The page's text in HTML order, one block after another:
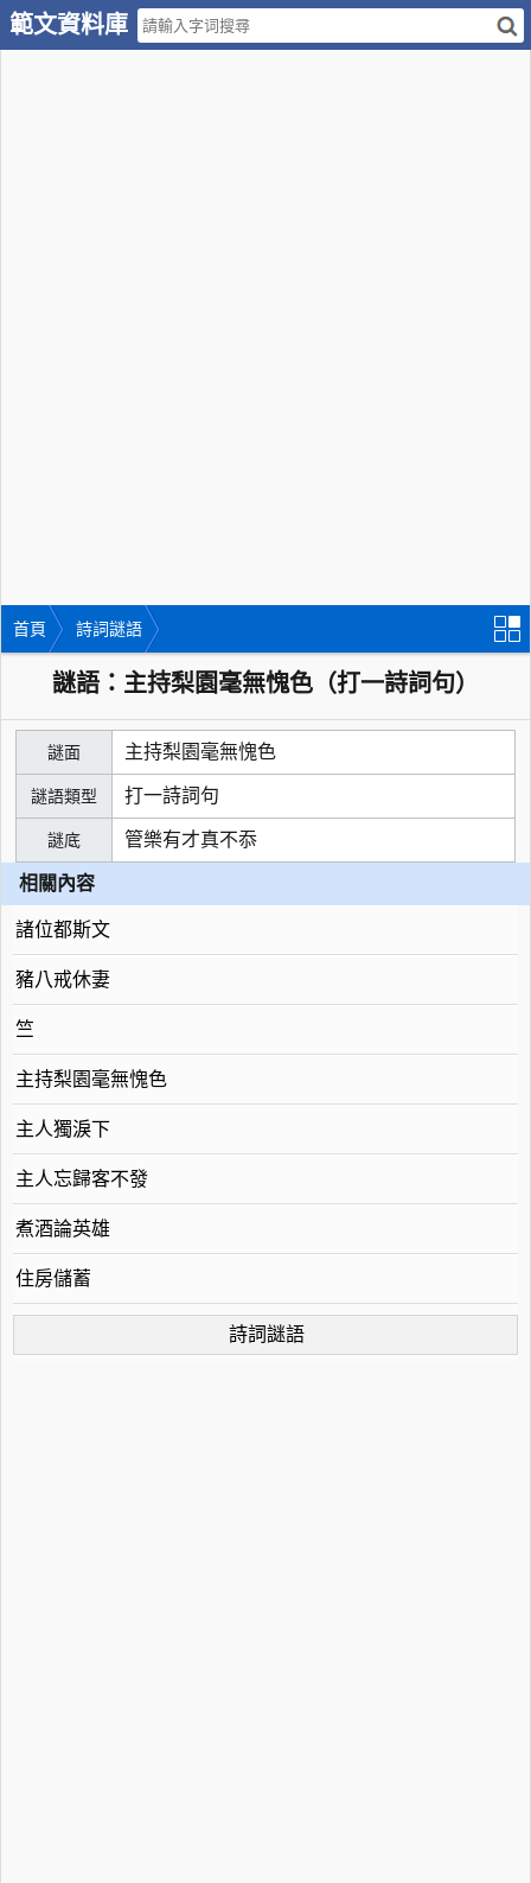
範文資料庫
首頁 詩詞謎語
謎語：主持梨園毫無愧色（打一詩詞句）
謎面 主持梨園毫無愧色
謎語類型 打一詩詞句
謎底 管樂有才真不忝
相關內容
諸位都斯文
豬八戒休妻
竺
主持梨園毫無愧色
主人獨淚下
主人忘歸客不發
煮酒論英雄
住房儲蓄
詩詞謎語